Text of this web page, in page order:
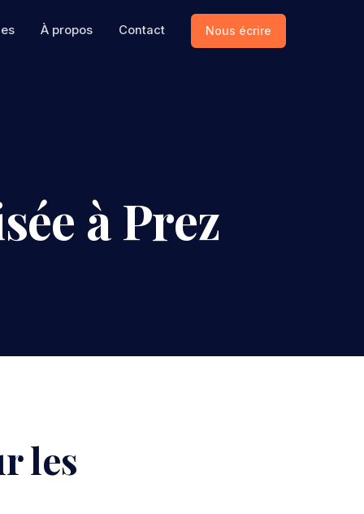
À propos Contact Nous écrire
à Prez
les